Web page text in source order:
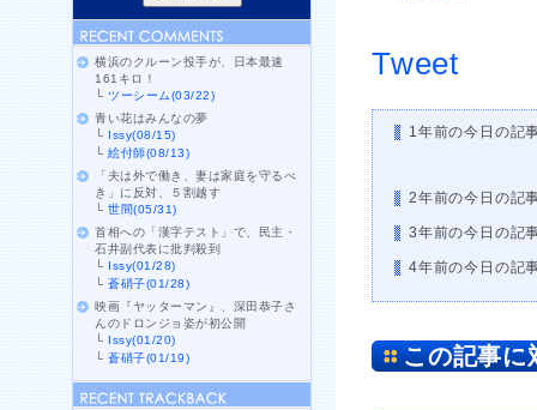
Tweet
1年前の今日の記
2年前の今日の記
3年前の今日の記
4年前の今日の記
この記事に
横浜のクルーン投手が、日本最速
161キロ！
└ツーシーム(03/22)
青い花はみんなの夢
└ Issy(08/15)
└絵付師(08/13)
「夫は外で働き、妻は家庭を守るべ
き」に反対、５割越す
└世間(05/31)
首相への「漢字テスト」で、民主・
石井副代表に批判殺到
└ Issy(01/28)
└蒼硝子(01/28)
映画『ヤッターマン』、深田恭子さ
んのドロンジョ姿が初公開
└ Issy(01/20)
└蒼硝子(01/19)